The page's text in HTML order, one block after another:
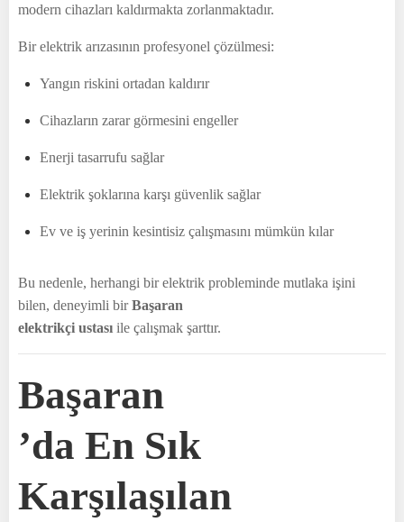
modern cihazları kaldırmakta zorlanmaktadır.
Bir elektrik arızasının profesyonel çözülmesi:
Yangın riskini ortadan kaldırır
Cihazların zarar görmesini engeller
Enerji tasarrufu sağlar
Elektrik şoklarına karşı güvenlik sağlar
Ev ve iş yerinin kesintisiz çalışmasını mümkün kılar
Bu nedenle, herhangi bir elektrik probleminde mutlaka işini
bilen, deneyimli birBaşaran
elektrikçi ustası ile çalışmak şarttır.
Başaran
’da En Sık
Karşılaşılan